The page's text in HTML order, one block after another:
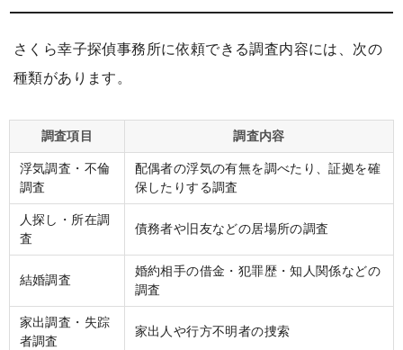
さくら幸子探偵事務所に依頼できる調査内容には、次の
種類があります。
調査項目 調査内容
浮気調査・不倫
調査
配偶者の浮気の有無を調べたり、証拠を確
保したりする調査
人探し・所在調
査
債務者や旧友などの居場所の調査
結婚調査
婚約相手の借金・犯罪歴・知人関係などの
調査
家出調査・失踪
者調査
家出人や行方不明者の捜索